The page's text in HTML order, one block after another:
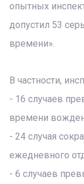
опытных
допустил 53
времени».
В частности,
- 16 случаев
времени
- 24 случая
ежедневного
- 6 случаев